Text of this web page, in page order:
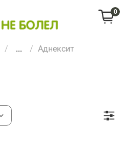
0
... Аднексит